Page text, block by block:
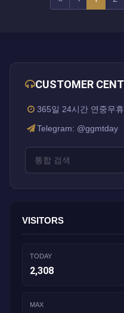
CUSTOMER
365일 24시간 연중무휴
Telegram: @ggmtday
VISITORS
TODAY
2,308
MAX